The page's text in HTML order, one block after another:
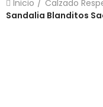
Inicio
Calzado
Sandalia Blanditos